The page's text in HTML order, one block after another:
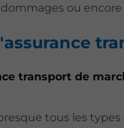
ou encore
transport de
tous les